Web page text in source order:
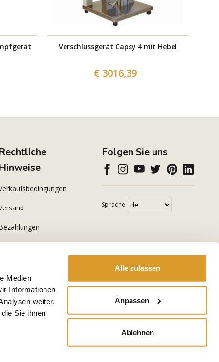
Medien
Informationen
weiter.
Sie ihnen
Alle zulassen
Anpassen
Ablehnen
Verschlussgerät Capsy 4 mit Hebel
€ 3016,39
Folgen Sie uns
Sprache